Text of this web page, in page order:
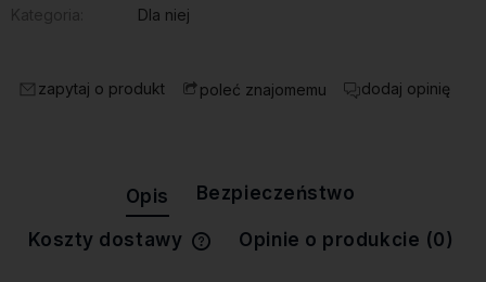
Dla niej
zapytaj o produkt poleć znajomemu dodaj opinię
Opis Bezpieczeństwo
Koszty dostawy
Cena nie zawiera ewentualnych
Opinie o produkcie (0)